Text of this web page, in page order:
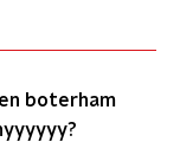
boterham